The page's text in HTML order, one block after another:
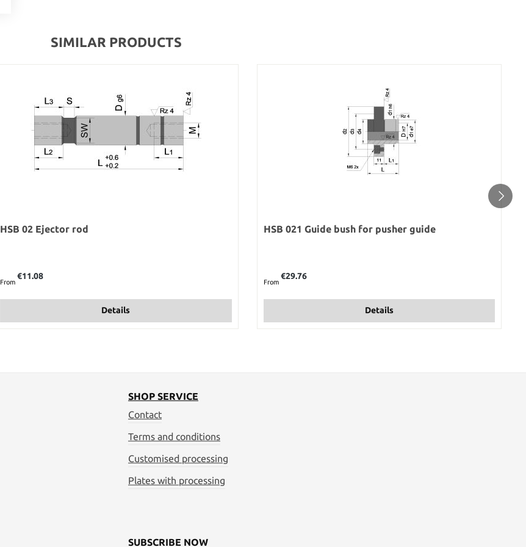
SIMILAR PRODUCTS
HSB 02 Ejector rod
From
€11.08
Details
HSB 021 Guide bush for pusher guide
From
€29.76
Details
SHOP SERVICE
Contact
Terms and conditions
Customised processing
Plates with processing
SUBSCRIBE NOW